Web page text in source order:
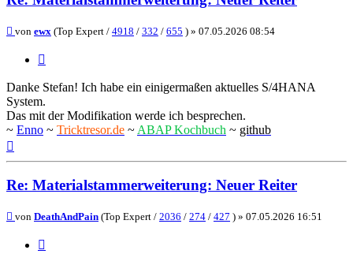
Beitrag
von ewx (Top Expert / 4918 / 332 / 655 ) » 07.05.2026 08:54
Danke Stefan! Ich habe ein einigermaßen aktuelles S/4HANA
System.
Das mit der Modifikation werde ich besprechen.
~ Enno ~ Tricktresor.de ~ ABAP Kochbuch ~ github
Re: Materialstammerweiterung: Neuer Reiter
Beitrag
von DeathAndPain (Top Expert / 2036 / 274 / 427 ) » 07.05.2026 16:51